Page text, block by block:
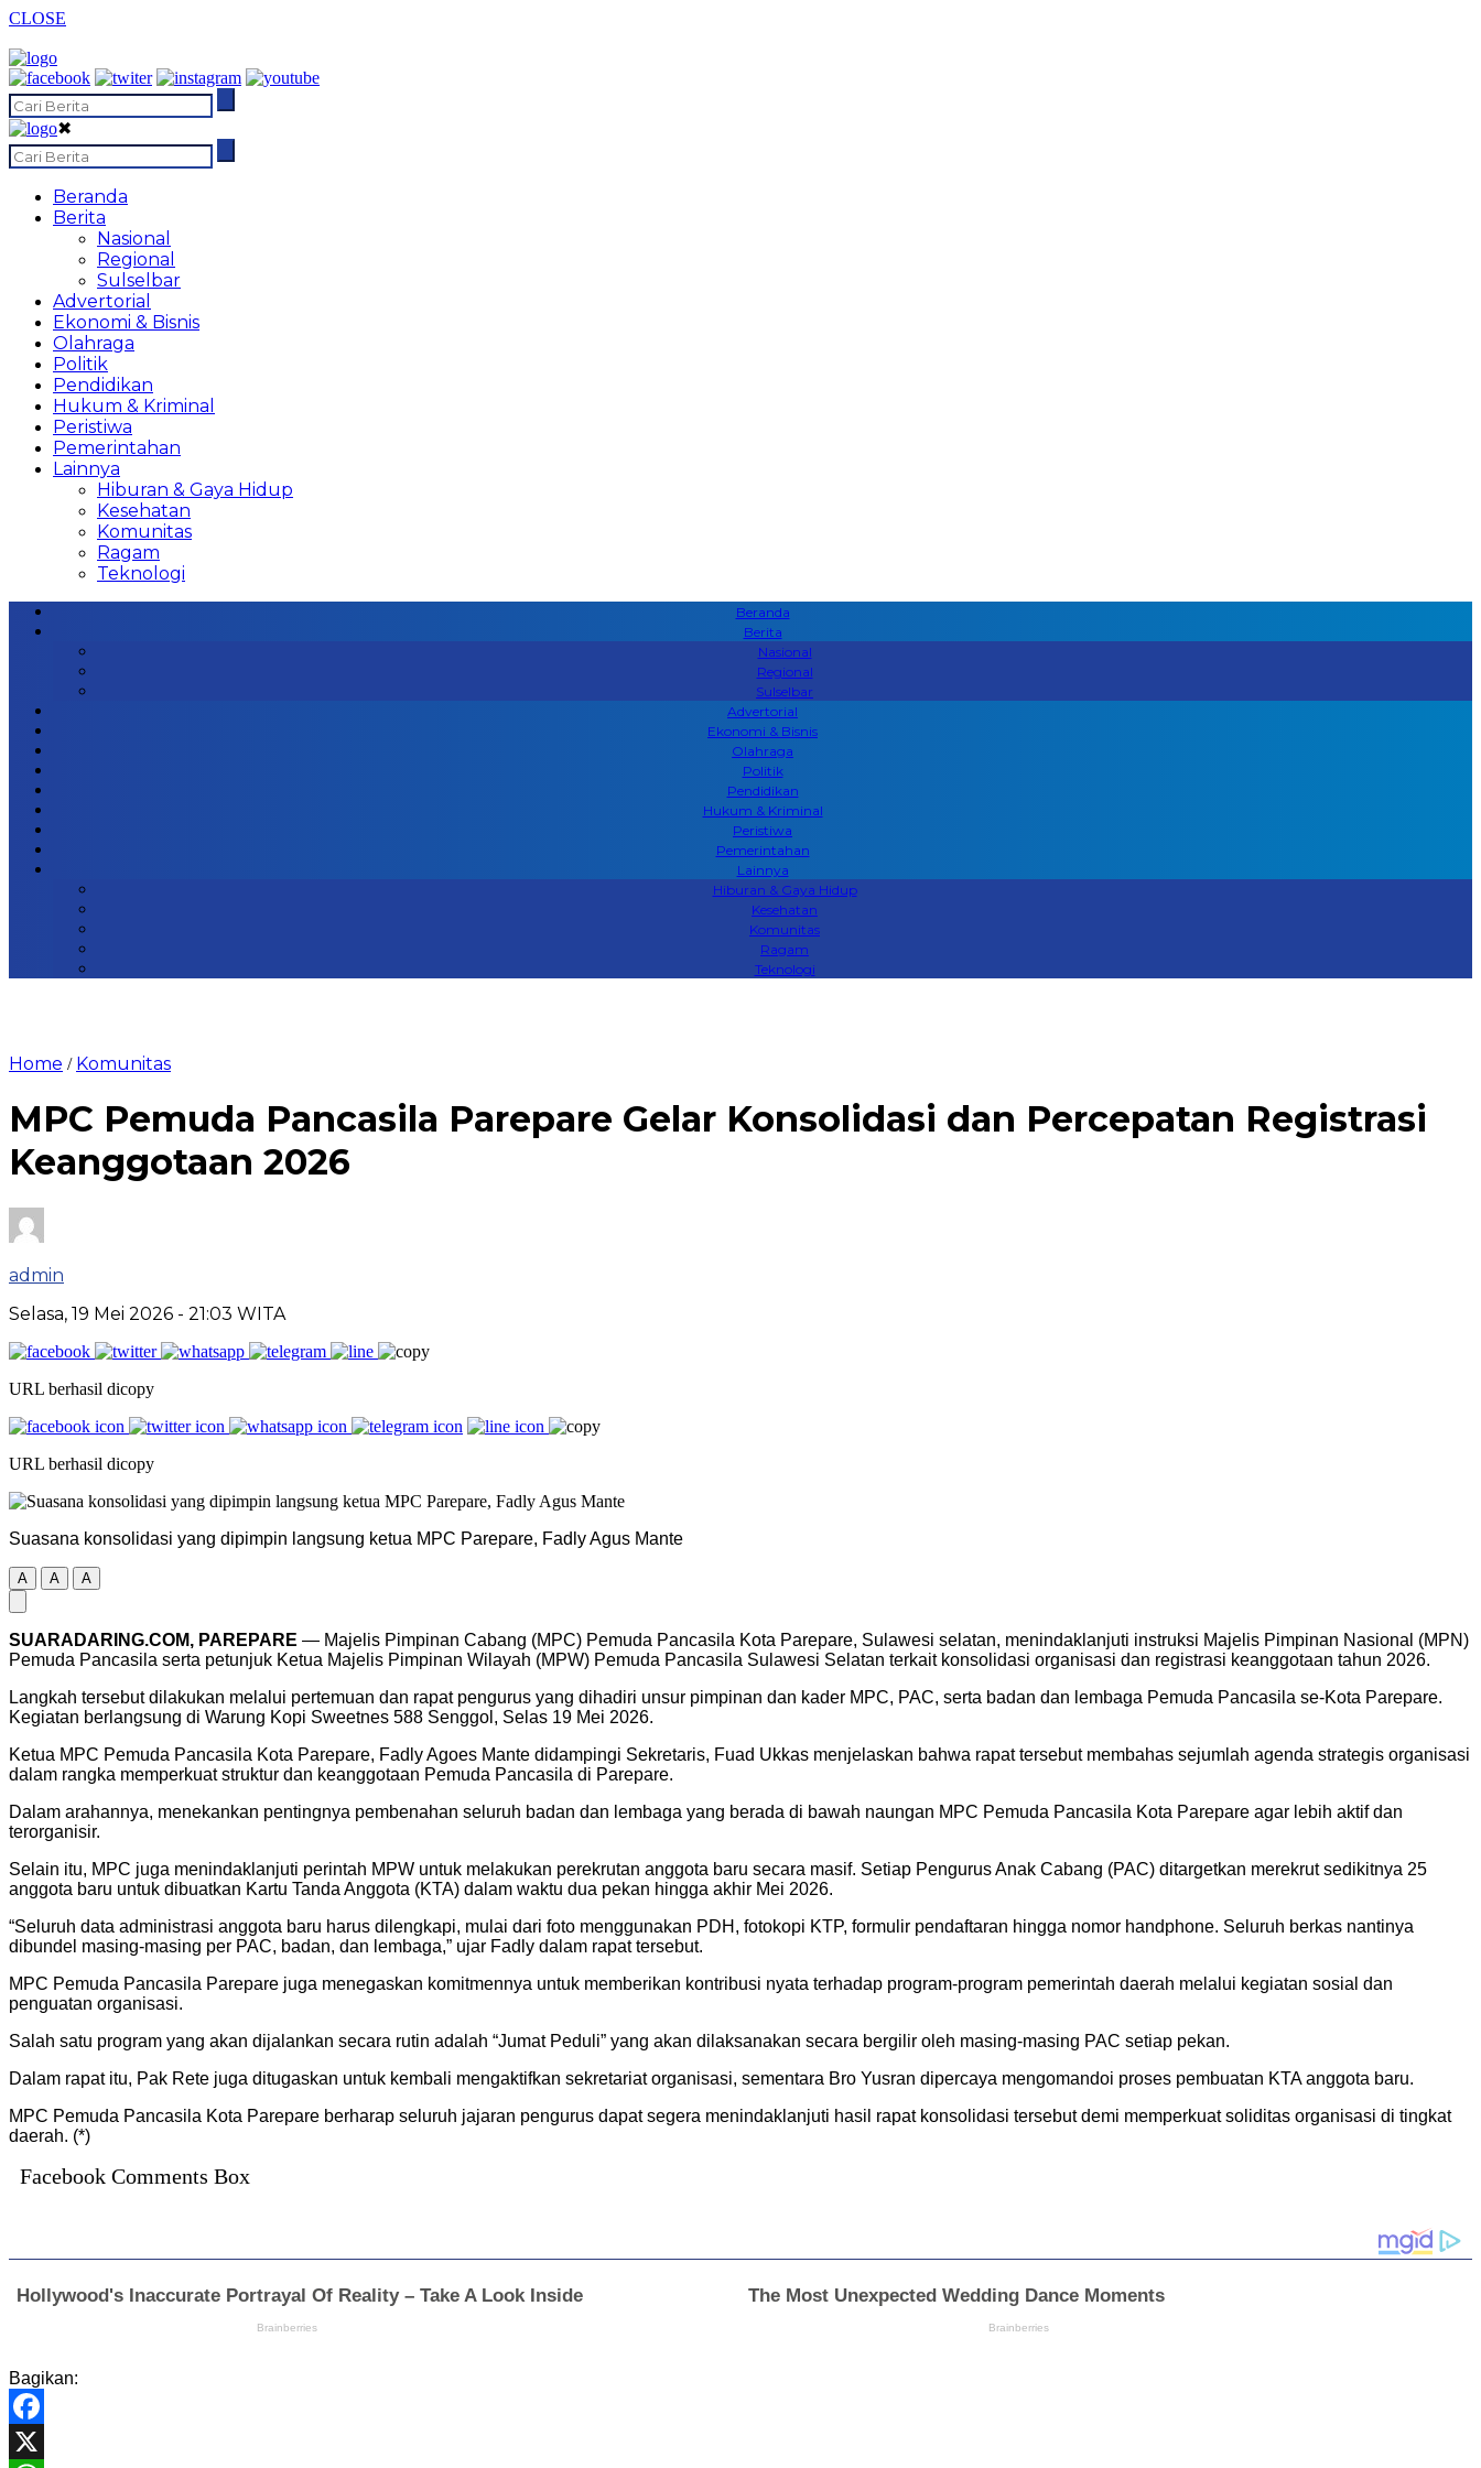
CLOSE
✖
Beranda
Berita
Nasional
Regional
Sulselbar
Advertorial
Ekonomi & Bisnis
Olahraga
Politik
Pendidikan
Hukum & Kriminal
Peristiwa
Pemerintahan
Lainnya
Hiburan & Gaya Hidup
Kesehatan
Komunitas
Ragam
Teknologi
Beranda
Berita
Nasional
Regional
Sulselbar
Advertorial
Ekonomi & Bisnis
Olahraga
Politik
Pendidikan
Hukum & Kriminal
Peristiwa
Pemerintahan
Lainnya
Hiburan & Gaya Hidup
Kesehatan
Komunitas
Ragam
Teknologi
Home / Komunitas
MPC Pemuda Pancasila Parepare Gelar Konsolidasi dan Percepatan Registrasi
Keanggotaan 2026
admin
Selasa, 19 Mei 2026 - 21:03 WITA
URL berhasil dicopy
URL berhasil dicopy
Suasana konsolidasi yang dipimpin langsung ketua MPC Parepare, Fadly Agus Mante
A A A
SUARADARING.COM, PAREPARE — Majelis Pimpinan Cabang (MPC) Pemuda Pancasila Kota Parepare, Sulawesi selatan, menindaklanjuti instruksi Majelis Pimpinan Nasional (MPN)
Pemuda Pancasila serta petunjuk Ketua Majelis Pimpinan Wilayah (MPW) Pemuda Pancasila Sulawesi Selatan terkait konsolidasi organisasi dan registrasi keanggotaan tahun 2026.
Langkah tersebut dilakukan melalui pertemuan dan rapat pengurus yang dihadiri unsur pimpinan dan kader MPC, PAC, serta badan dan lembaga Pemuda Pancasila se-Kota Parepare.
Kegiatan berlangsung di Warung Kopi Sweetnes 588 Senggol, Selas 19 Mei 2026.
Ketua MPC Pemuda Pancasila Kota Parepare, Fadly Agoes Mante didampingi Sekretaris, Fuad Ukkas menjelaskan bahwa rapat tersebut membahas sejumlah agenda strategis organisasi
dalam rangka memperkuat struktur dan keanggotaan Pemuda Pancasila di Parepare.
Dalam arahannya, menekankan pentingnya pembenahan seluruh badan dan lembaga yang berada di bawah naungan MPC Pemuda Pancasila Kota Parepare agar lebih aktif dan
terorganisir.
Selain itu, MPC juga menindaklanjuti perintah MPW untuk melakukan perekrutan anggota baru secara masif. Setiap Pengurus Anak Cabang (PAC) ditargetkan merekrut sedikitnya 25
anggota baru untuk dibuatkan Kartu Tanda Anggota (KTA) dalam waktu dua pekan hingga akhir Mei 2026.
“Seluruh data administrasi anggota baru harus dilengkapi, mulai dari foto menggunakan PDH, fotokopi KTP, formulir pendaftaran hingga nomor handphone. Seluruh berkas nantinya
dibundel masing-masing per PAC, badan, dan lembaga,” ujar Fadly dalam rapat tersebut.
MPC Pemuda Pancasila Parepare juga menegaskan komitmennya untuk memberikan kontribusi nyata terhadap program-program pemerintah daerah melalui kegiatan sosial dan
penguatan organisasi.
Salah satu program yang akan dijalankan secara rutin adalah “Jumat Peduli” yang akan dilaksanakan secara bergilir oleh masing-masing PAC setiap pekan.
Dalam rapat itu, Pak Rete juga ditugaskan untuk kembali mengaktifkan sekretariat organisasi, sementara Bro Yusran dipercaya mengomandoi proses pembuatan KTA anggota baru.
MPC Pemuda Pancasila Kota Parepare berharap seluruh jajaran pengurus dapat segera menindaklanjuti hasil rapat konsolidasi tersebut demi memperkuat soliditas organisasi di tingkat
daerah. (*)
Facebook Comments Box
Bagikan:
Facebook